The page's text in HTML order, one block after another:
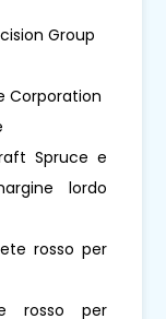
Group
Corporation
Spruce e
lordo
rosso per
rosso per